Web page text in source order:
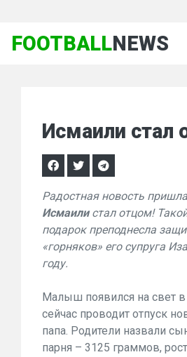
FOOTBALLNEWS
Исмаили стал
Радостная новость
Исмаили стал отцом!
подарок преподнесла
«горняков» его супруга
году.
Малыш появился на свет в
сейчас проводит отпуск
папа. Родители назвали
парня – 3125 граммов,